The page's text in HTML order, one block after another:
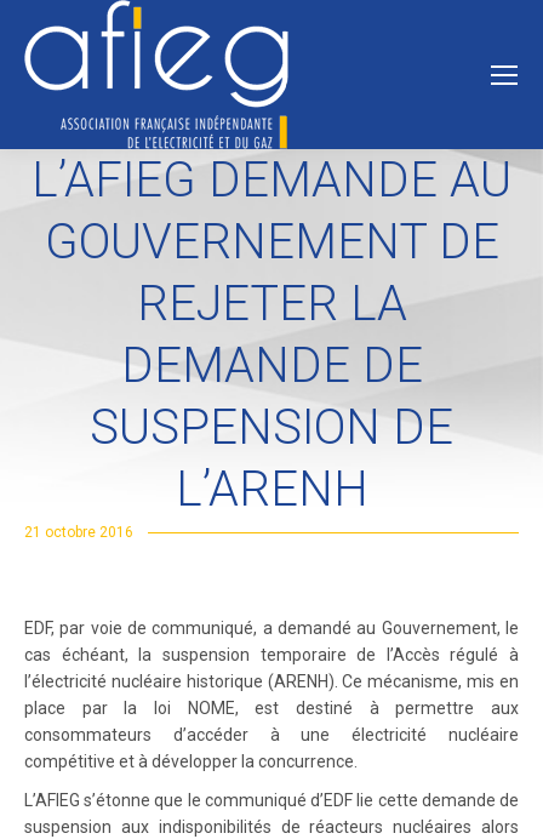
L’AFIEG DEMANDE AU
GOUVERNEMENT DE
REJETER LA
DEMANDE DE
SUSPENSION DE
L’ARENH
21 octobre 2016
EDF, par voie de communiqué, a demandé au Gouvernement, le
cas échéant, la suspension temporaire de l’Accès régulé à
l’électricité nucléaire historique (ARENH). Ce mécanisme, mis en
place par la loi NOME, est destiné à permettre aux
consommateurs d’accéder à une électricité nucléaire
compétitive et à développer la concurrence.
L’AFIEG s’étonne que le communiqué d’EDF lie cette demande de
suspension aux indisponibilités de réacteurs nucléaires alors